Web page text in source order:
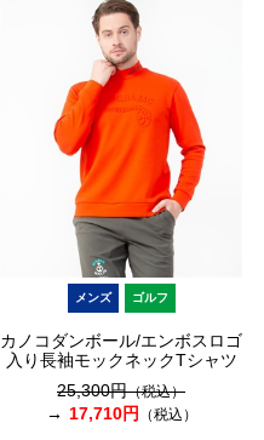
メンズ ゴルフ
カノコダンボール/エンボスロゴ
入り長袖モックネックTシャツ
25,300円（税込）
17,710円 （税込）